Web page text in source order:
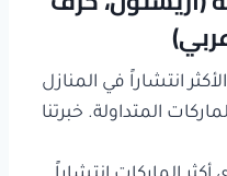
انتشاراً في المنازل
المتداولة. خبرتنا